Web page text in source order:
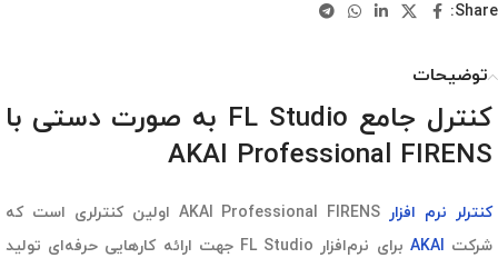
Share:
توضیحات
کنترل جامع FL Studio به صورت دستی با
AKAI Professional FIRENS
کنترلر نرم افزار
AKAI Professional FIRENS اولین کنترلری است که
شرکت AKAI
برای نرم‌افزار FL Studio جهت ارائه کارهایی حرفه‌ای تولید